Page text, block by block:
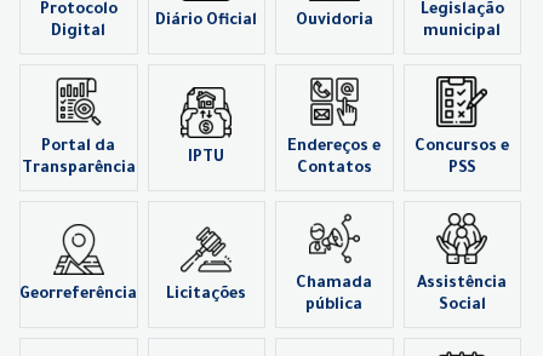
Protocolo
Digital
Diário Oficial Ouvidoria
Legislação
municipal
Portal da
Transparência
IPTU
Endereços e
Contatos
Concursos e
PSS
Georreferência Licitações
Chamada
pública
Assistência
Social